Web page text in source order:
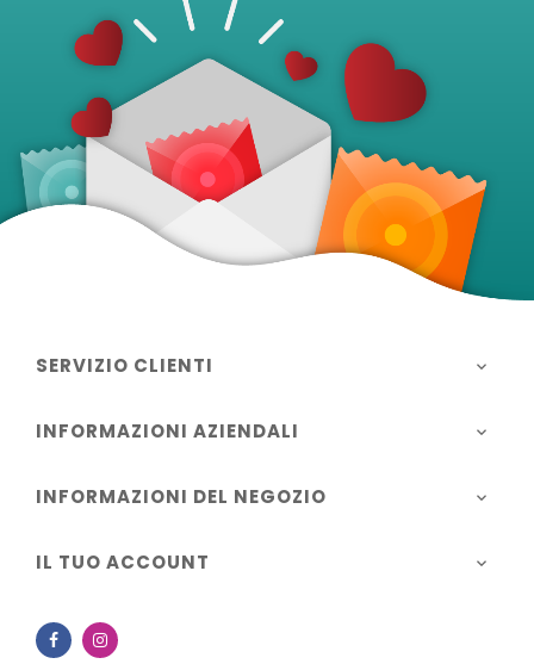
SERVIZIO CLIENTI 
INFORMAZIONI AZIENDALI 
INFORMAZIONI DEL NEGOZIO 
IL TUO ACCOUNT 
Facebook